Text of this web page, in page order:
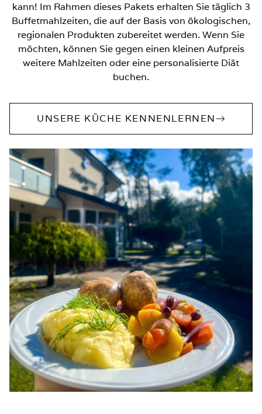
kann! Im Rahmen dieses Pakets erhalten Sie täglich 3
Buffetmahlzeiten, die auf der Basis von ökologischen,
regionalen Produkten zubereitet werden. Wenn Sie
möchten, können Sie gegen einen kleinen Aufpreis
weitere Mahlzeiten oder eine personalisierte Diät
buchen.
UNSERE KÜCHE KENNENLERNEN